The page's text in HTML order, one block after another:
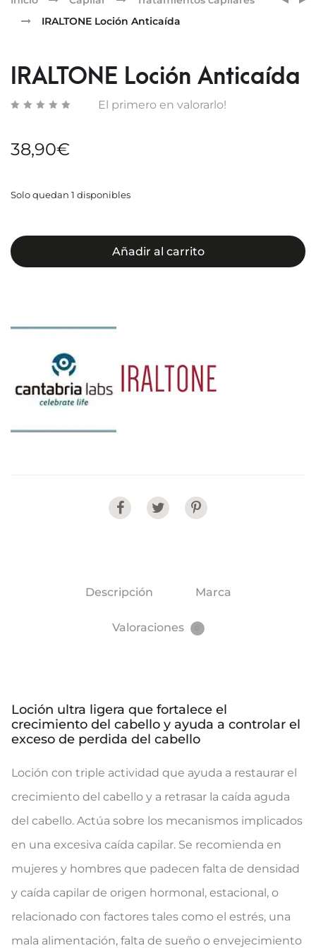
IRALTONE Loción Anticaída
IRALTONE Loción Anticaída
El primero en valorarlo!
38,90€
Solo quedan 1 disponibles
Añadir al carrito
Share
Descripción Marca
Valoraciones
Loción ultra ligera que fortalece el
crecimiento del cabello y ayuda a controlar el
exceso de perdida del cabello
Loción con triple actividad que ayuda a restaurar el
crecimiento del cabello y a retrasar la caída aguda
del cabello. Actúa sobre los mecanismos implicados
en una excesiva caída capilar. Se recomienda en
mujeres y hombres que padecen falta de densidad
y caída capilar de origen hormonal, estacional, o
relacionado con factores tales como el estrés, una
mala alimentación, falta de sueño o envejecimiento